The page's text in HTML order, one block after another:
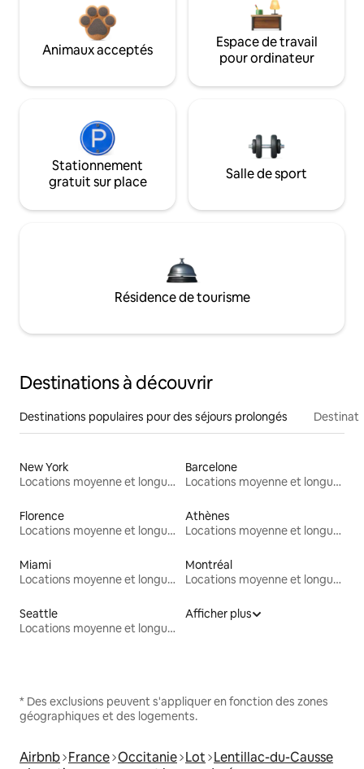
Animaux acceptés
Espace de travail
pour ordinateur
Stationnement
gratuit sur place
Salle de sport
Résidence de tourisme
Destinations à découvrir
Destinations populaires pour des séjours prolongés
New York
Locations moyenne et longue durée
Barcelone
Locations moyenne et longue durée
Florence
Locations moyenne et longue durée
Athènes
Locations moyenne et longue durée
Miami
Locations moyenne et longue durée
Montréal
Locations moyenne et longue durée
Seattle
Locations moyenne et longue durée
Afficher plus
* Des exclusions peuvent s'appliquer en fonction des zones
géographiques et des logements.
Airbnb France Occitanie Lot Lentillac-du-Causse